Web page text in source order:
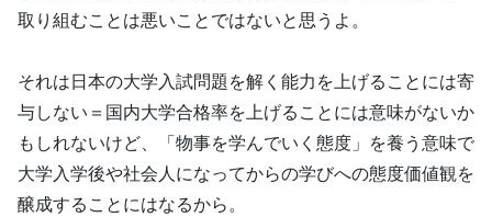
取り組むことは悪いことではないと思うよ。
それは日本の大学入試問題を解く能力を上げることには寄
与しない＝国内大学合格率を上げることには意味がないか
もしれないけど、「物事を学んでいく態度」を養う意味で
大学入学後や社会人になってからの学びへの態度価値観を
醸成することにはなるから。